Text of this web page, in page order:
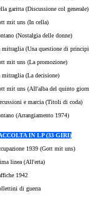
garitta (Discussione col generale)
mit uns (In cella)
(Nostalgia delle donne)
mitraglia (Una questione di
mit uns (La promozione)
mitraglia (La decisione)
mit uns (All'alba del quinto
e marcia (Titoli di coda)
(Arrangiamento 1974)
IN LP (33 GIRI)
1939 (Gott mit uns)
linea (All'erta)
1942
di guerra